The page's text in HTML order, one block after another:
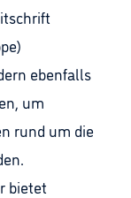
ebenfalls
um
rund um die
bietet